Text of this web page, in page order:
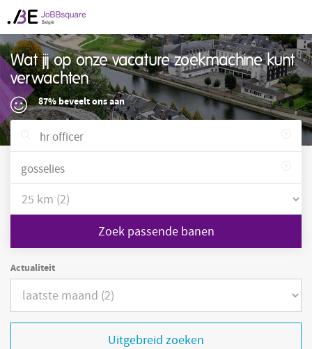
Wat jij op onze vacature zoekmachine kunt
verwachten
87% beveelt ons aan
Zoek passende banen
Actualiteit
Uitgebreid zoeken